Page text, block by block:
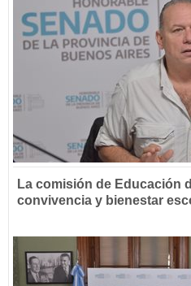
La comisión de Educación
convivencia y bienestar